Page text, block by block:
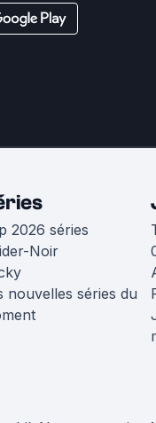
2026 séries
Noir
nouvelles séries du